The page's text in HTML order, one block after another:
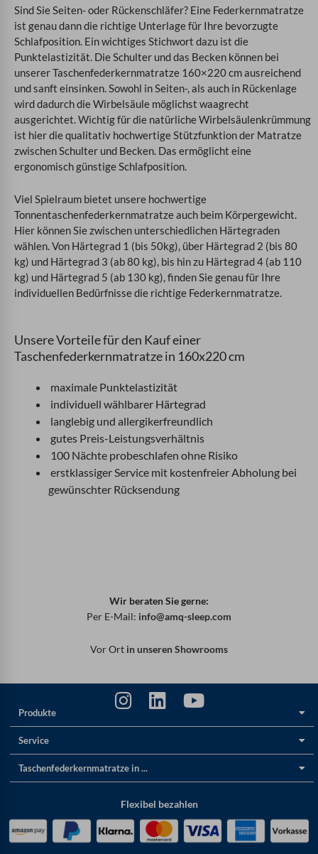
Sind Sie Seiten- oder Rückenschläfer? Eine Federkernmatratze
ist genau dann die richtige Unterlage für Ihre bevorzugte
Schlafposition. Ein wichtiges Stichwort dazu ist die
Punktelastizität. Die Schulter und das Becken können bei
unserer Taschenfederkernmatratze 160×220 cm ausreichend
und sanft einsinken. Sowohl in Seiten-, als auch in Rückenlage
wird dadurch die Wirbelsäule möglichst waagrecht
ausgerichtet. Wichtig für die natürliche Wirbelsäulenkrümmung
ist hier die qualitativ hochwertige Stützfunktion der Matratze
zwischen Schulter und Becken. Das ermöglicht eine
ergonomisch günstige Schlafposition.
Viel Spielraum bietet unsere hochwertige
Tonnentaschenfederkernmatratze auch beim Körpergewicht.
Hier können Sie zwischen unterschiedlichen Härtegraden
wählen. Von Härtegrad 1 (bis 50kg), über Härtegrad 2 (bis 80
kg) und Härtegrad 3 (ab 80 kg), bis hin zu Härtegrad 4 (ab 110
kg) und Härtegrad 5 (ab 130 kg), finden Sie genau für Ihre
individuellen Bedürfnisse die richtige Federkernmatratze.
Unsere Vorteile für den Kauf einer
Taschenfederkernmatratze in 160x220 cm
maximale Punktelastizität
individuell wählbarer Härtegrad
langlebig und allergikerfreundlich
gutes Preis-Leistungsverhältnis
100 Nächte probeschlafen ohne Risiko
erstklassiger Service mit kostenfreier Abholung bei
gewünschter Rücksendung
Wir beraten Sie gerne:
Per E-Mail: info@amq-sleep.com
Vor Ort in unseren Showrooms
Produkte
Service
Taschenfederkernmatratze in ...
Flexibel bezahlen